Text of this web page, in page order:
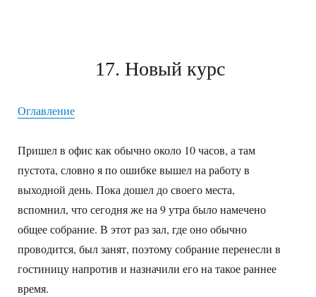
17. Новый курс
Оглавление
Пришел в офис как обычно около 10 часов, а там
пустота, словно я по ошибке вышел на работу в
выходной день. Пока дошел до своего места,
вспомнил, что сегодня же на 9 утра было намечено
общее собрание. В этот раз зал, где оно обычно
проводится, был занят, поэтому собрание перенесли в
гостиницу напротив и назначили его на такое раннее
время.